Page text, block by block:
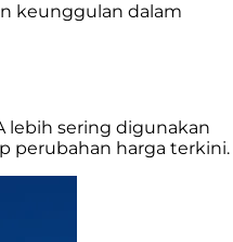
keunggulan dalam
lebih sering digunakan
perubahan harga terkini.